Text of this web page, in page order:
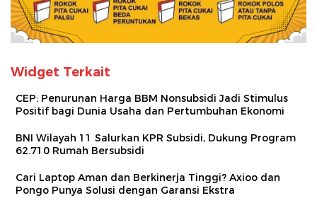
Widget Terkait
CEP: Penurunan Harga BBM Nonsubsidi Jadi Stimulus
Positif bagi Dunia Usaha dan Pertumbuhan Ekonomi
BNI Wilayah 11 Salurkan KPR Subsidi, Dukung Program
62.710 Rumah Bersubsidi
Cari Laptop Aman dan Berkinerja Tinggi? Axioo dan
Pongo Punya Solusi dengan Garansi Ekstra